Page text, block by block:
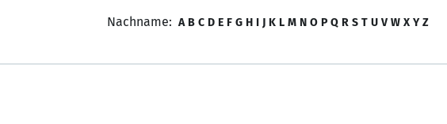
Nachname: A B C D E F G H I J K L M N O P Q R S T U V W X Y Z